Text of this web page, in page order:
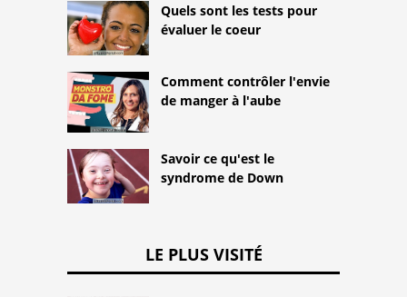
Quels sont les tests pour
évaluer le coeur
Comment contrôler l'envie
de manger à l'aube
Savoir ce qu'est le
syndrome de Down
LE PLUS VISITÉ